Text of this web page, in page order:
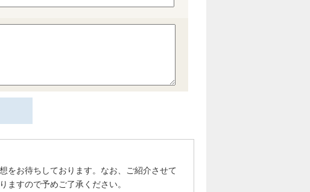
をお待ちしております。なお、ご紹介させて
ますので予めご了承ください。